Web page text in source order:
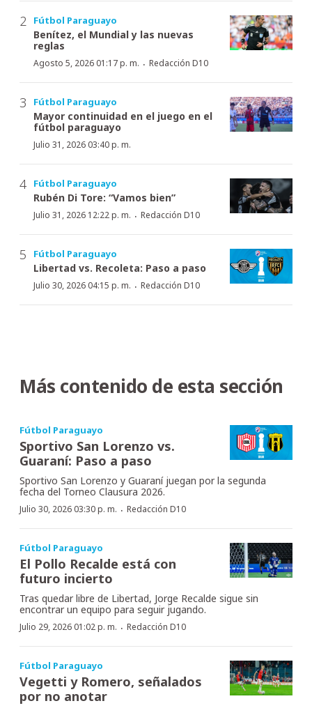
Fútbol Paraguayo
Benítez, el Mundial y las nuevas
reglas
Agosto 5, 2026 01:17 p. m. · Redacción D10
Fútbol Paraguayo
Mayor continuidad en el juego en el
fútbol paraguayo
Julio 31, 2026 03:40 p. m.
Fútbol Paraguayo
Rubén Di Tore: “Vamos bien”
Julio 31, 2026 12:22 p. m. · Redacción D10
Fútbol Paraguayo
Libertad vs. Recoleta: Paso a paso
Julio 30, 2026 04:15 p. m. · Redacción D10
Más contenido de esta sección
Fútbol Paraguayo
Sportivo San Lorenzo vs.
Guaraní: Paso a paso
Sportivo San Lorenzo y Guaraní juegan por la segunda
fecha del Torneo Clausura 2026.
Julio 30, 2026 03:30 p. m. · Redacción D10
Fútbol Paraguayo
El Pollo Recalde está con
futuro incierto
Tras quedar libre de Libertad, Jorge Recalde sigue sin
encontrar un equipo para seguir jugando.
Julio 29, 2026 01:02 p. m. · Redacción D10
Fútbol Paraguayo
Vegetti y Romero, señalados
por no anotar